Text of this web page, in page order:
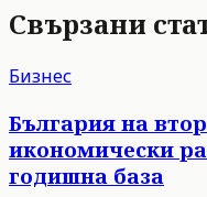
Свързани
Бизнес
България на
икономически
годишна база